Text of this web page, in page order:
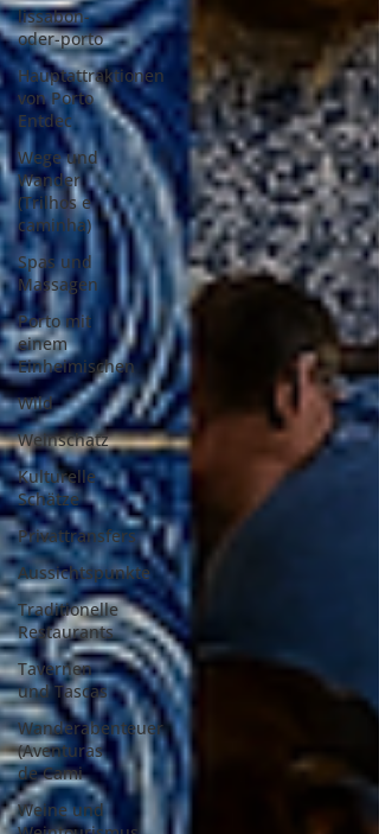
lissabon-
oder-porto
Hauptattraktionen
von Porto
Entdec
Wege und
Wander
(Trilhos e
caminha)
Spas und
Massagen
Porto mit
einem
Einheimischen
Wild
Weinschatz
Kulturelle
Schätze
Privattransfers
Aussichtspunkte
Traditionelle
Restaurants
Tavernen
und Tascas
Wanderabenteuer
(Aventuras
de Cami
Weine und